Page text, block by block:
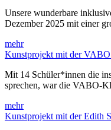
Unsere wunderbare
Dezember 2025 mit einer
mehr
Kunstprojekt mit der
Mit 14 Schüler*innen die
sprechen, war die VABO-
mehr
Kunstprojekt mit der Edith